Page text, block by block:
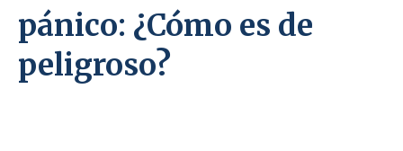
pánico: ¿Cómo es de
peligroso?